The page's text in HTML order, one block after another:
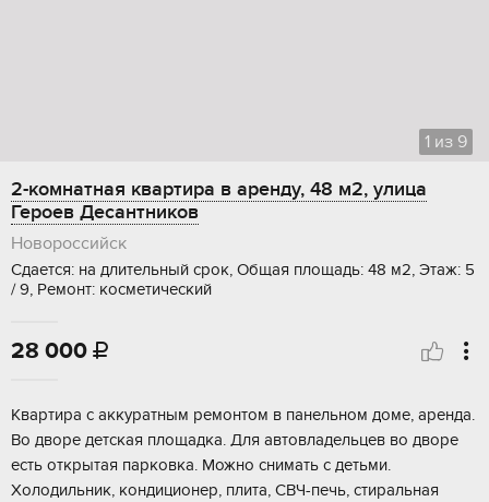
1 из 9
2-комнатная квартира в аренду, 48 м2, улица
Героев Десантников
Новороссийск
Сдается: на длительный срок, Общая площадь: 48 м2, Этаж: 5
/ 9, Ремонт: косметический
28 000 
Квартира с аккуратным ремонтом в панельном доме, аренда.
Во дворе детская площадка. Для автовладельцев во дворе
есть открытая парковка. Можно снимать с детьми.
Холодильник, кондиционер, плита, СВЧ-печь, стиральная